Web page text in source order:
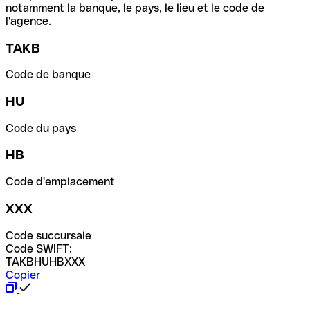
notamment la banque, le pays, le lieu et le code de
l'agence.
TAKB
Code de banque
HU
Code du pays
HB
Code d'emplacement
XXX
Code succursale
Code SWIFT:
TAKBHUHBXXX
Copier